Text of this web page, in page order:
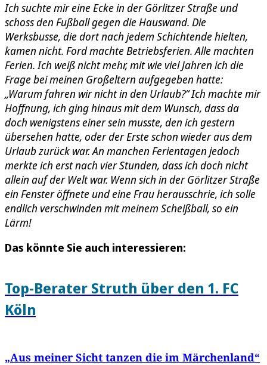
Ich suchte mir eine Ecke in der Görlitzer Straße und
schoss den Fußball gegen die Hauswand. Die
Werksbusse, die dort nach jedem Schichtende hielten,
kamen nicht. Ford machte Betriebsferien. Alle machten
Ferien. Ich weiß nicht mehr, mit wie viel Jahren ich die
Frage bei meinen Großeltern aufgegeben hatte:
„Warum fahren wir nicht in den Urlaub?“ Ich machte mir
Hoffnung, ich ging hinaus mit dem Wunsch, dass da
doch wenigstens einer sein musste, den ich gestern
übersehen hatte, oder der Erste schon wieder aus dem
Urlaub zurück war. An manchen Ferientagen jedoch
merkte ich erst nach vier Stunden, dass ich doch nicht
allein auf der Welt war. Wenn sich in der Görlitzer Straße
ein Fenster öffnete und eine Frau herausschrie, ich solle
endlich verschwinden mit meinem Scheißball, so ein
Lärm!
Das könnte Sie auch interessieren:
Top-Berater Struth über den 1. FC
Köln
„Aus meiner Sicht tanzen die im Märchenland“